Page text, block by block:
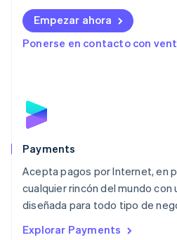
Empezar ahora
Ponerse en contacto con
Payments
Acepta pagos por Internet, en
cualquier rincón del mundo con
diseñada para todo tipo de
Explorar Payments
Lituania
English
Luxemburgo
Malta
English
EspañolEnglish
English
Nueva Zelanda
English
NederlandsEnglish